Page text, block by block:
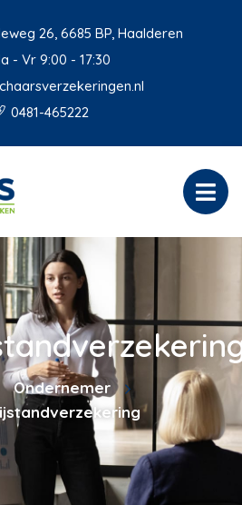
26, 6685 BP, Haalderen
- Vr 9:00 - 17:30
0481-465222
Ondernemer